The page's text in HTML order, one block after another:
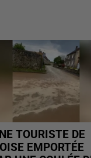
TOURISTE DE
EMPORTÉE